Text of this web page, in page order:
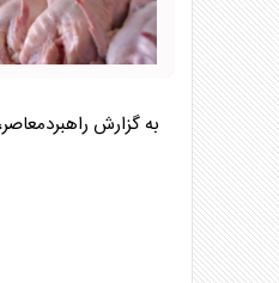
به گزارش راهبردمعاصر، قیمت انواع